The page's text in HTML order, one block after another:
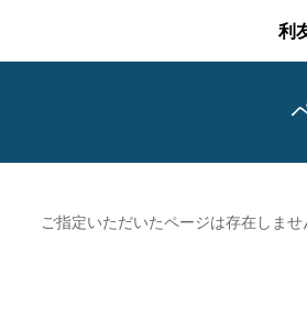
利
ご指定いただいたページは存在しま